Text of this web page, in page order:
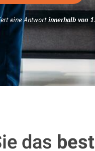
eine Antwortinnerhalb von
das